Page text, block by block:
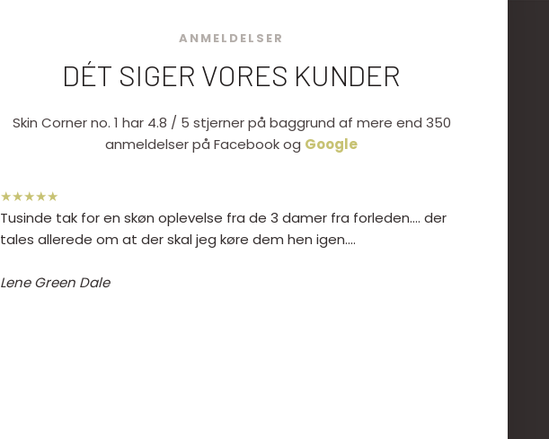
ANMELDELSER
DÉT SIGER VORES KUNDER
​Skin Corner no. 1 har 4.8 / 5 stjerner på baggrund af mere end 350
anmeldelser på Facebook og Google
★★★★★
Tusinde tak for en skøn oplevelse fra de 3 damer fra forleden.... der
tales allerede om at der skal jeg køre dem hen igen....
Lene Green Dale